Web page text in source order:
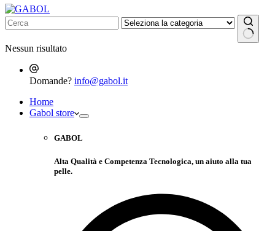
Nessun risultato
Domande? info@gabol.it
Home
Gabol store
GABOL
Alta Qualità e Competenza Tecnologica, un aiuto alla tua
pelle.